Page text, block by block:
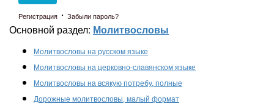
Регистрация · Забыли пароль?
Основной раздел: Молитвословы
Молитвословы на русском языке
Молитвословы на церковно-славянском языке
Молитвословы на всякую потребу, полные
Дорожные молитвословы, малый формат